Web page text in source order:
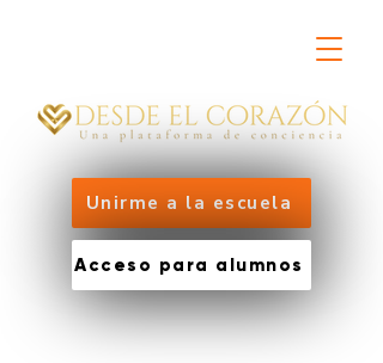
Unirme a la escuela
Acceso para alumnos